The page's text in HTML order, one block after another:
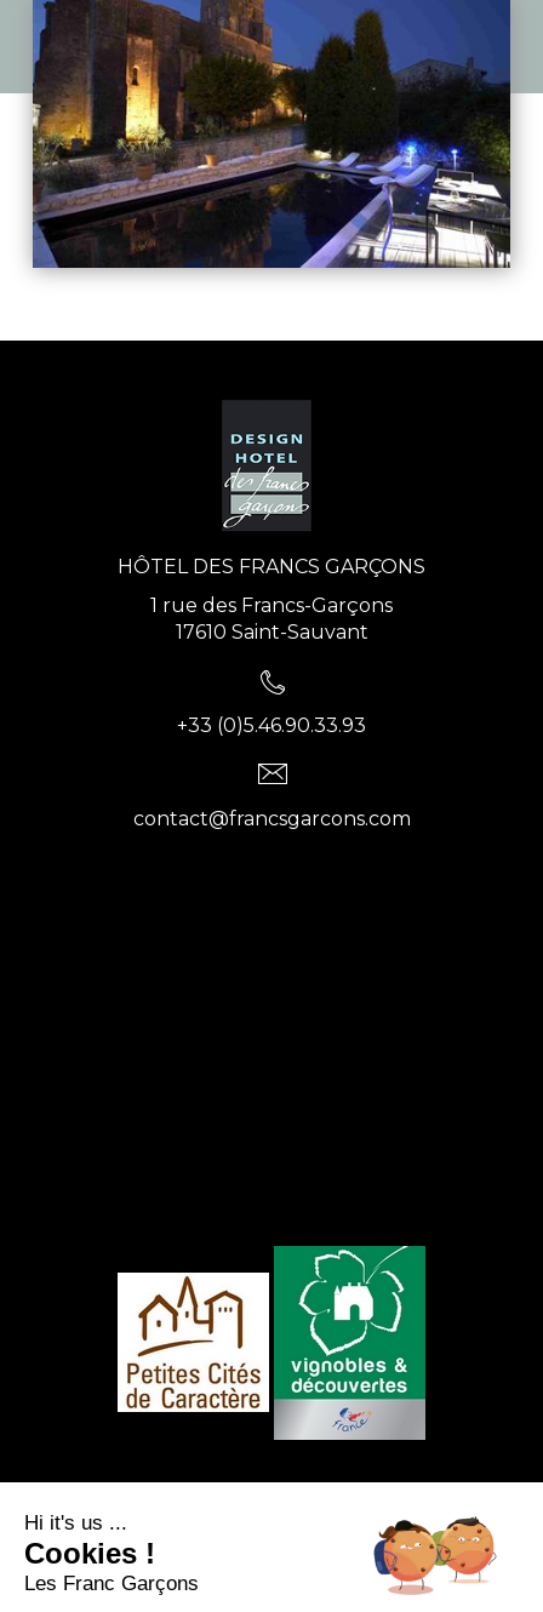
HÔTEL DES FRANCS GARÇONS
1 rue des Francs-Garçons
17610 Saint-Sauvant
+33 (0)5.46.90.33.93
contact@francsgarcons.com
Hi it's us ...
Cookies !
Les Franc Garçons